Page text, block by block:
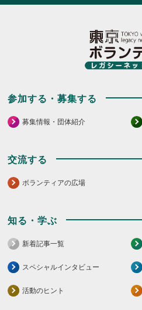
参加する・募集する
募集情報・団体紹介
交流する
ボランティアの広場
知る・学ぶ
新着記事一覧
スペシャルインタビュー
活動のヒント